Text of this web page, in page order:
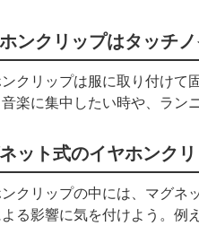
ンクリップはタッチ
クリップは服に取り付けて
楽に集中したい時や、ラン
ット式のイヤホンク
クリップの中には、マグネ
る影響に気を付けよう。例